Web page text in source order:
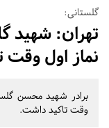
گلستانی:
تهران: شهید
نماز اول
برادر شهید محسن
وقت تاکید داشت.